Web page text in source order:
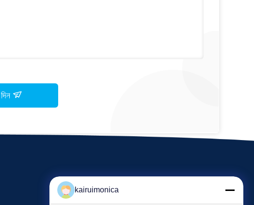
kairuimonica